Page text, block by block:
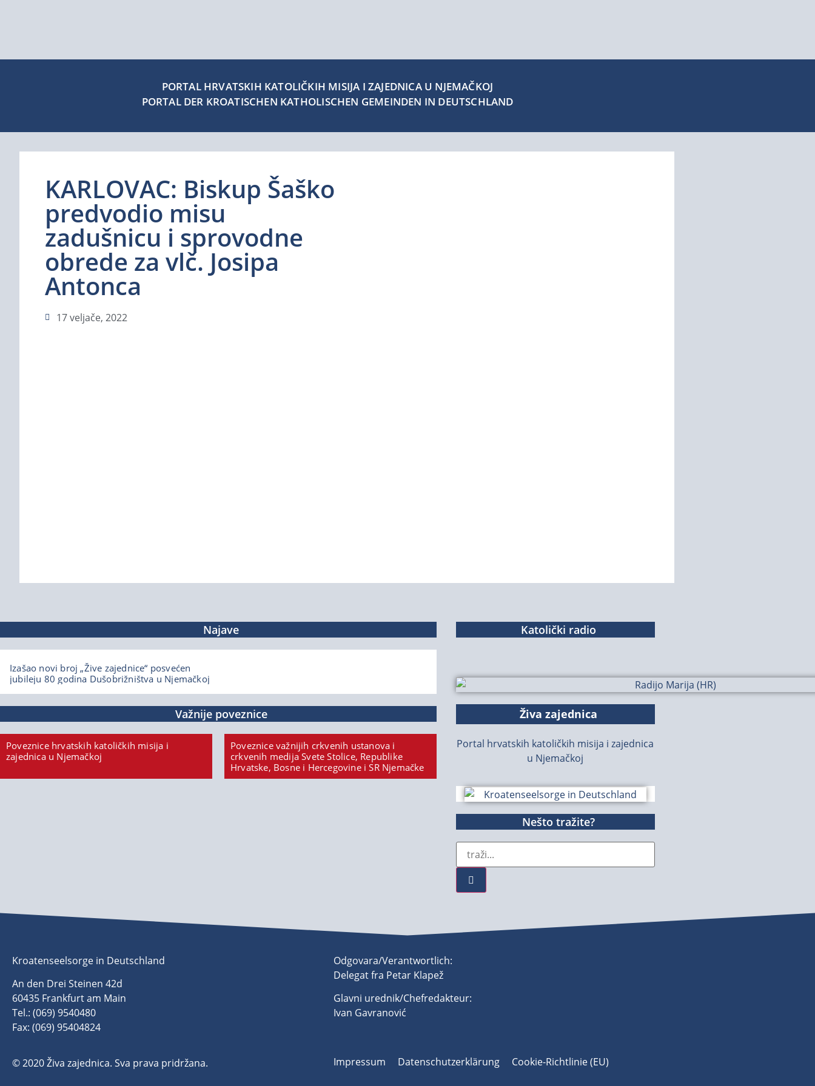
PORTAL HRVATSKIH KATOLIČKIH MISIJA I ZAJEDNICA U NJEMAČKOJ
PORTAL DER KROATISCHEN KATHOLISCHEN GEMEINDEN IN DEUTSCHLAND
KARLOVAC: Biskup Šaško
predvodio misu
zadušnicu i sprovodne
obrede za vlč. Josipa
Antonca
17 veljače, 2022
Najave
Izašao novi broj „Žive zajednice“ posvećen
jubileju 80 godina Dušobrižništva u Njemačkoj
Važnije poveznice
Poveznice hrvatskih katoličkih misija i
zajednica u Njemačkoj
Poveznice važnijih crkvenih ustanova i
crkvenih medija Svete Stolice, Republike
Hrvatske, Bosne i Hercegovine i SR Njemačke
Katolički radio
Živa zajednica
Portal hrvatskih katoličkih misija i zajednica
u Njemačkoj
Nešto tražite?
Kroatenseelsorge in Deutschland
An den Drei Steinen 42d
60435 Frankfurt am Main
Tel.: (069) 9540480
Fax: (069) 95404824
Odgovara/Verantwortlich:
Delegat fra Petar Klapež
Glavni urednik/Chefredakteur:
Ivan Gavranović
© 2020 Živa zajednica. Sva prava pridržana. Impressum Datenschutzerklärung Cookie-Richtlinie (EU)